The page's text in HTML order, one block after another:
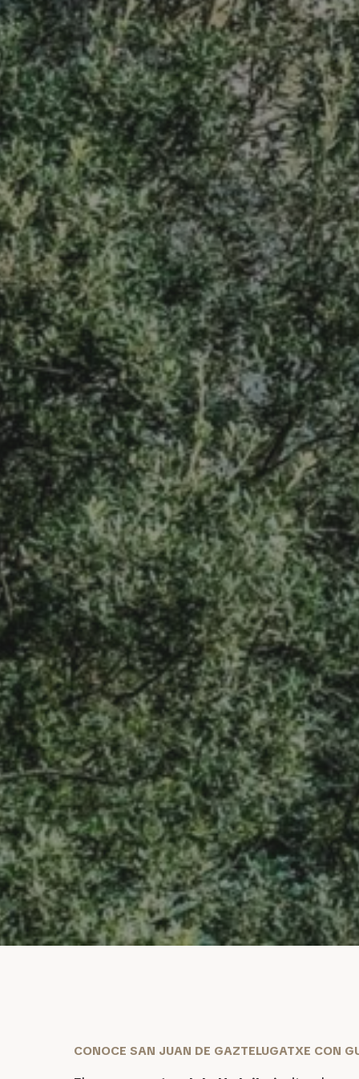
CONOCE SAN JUAN DE GAZTELUGATXE CON